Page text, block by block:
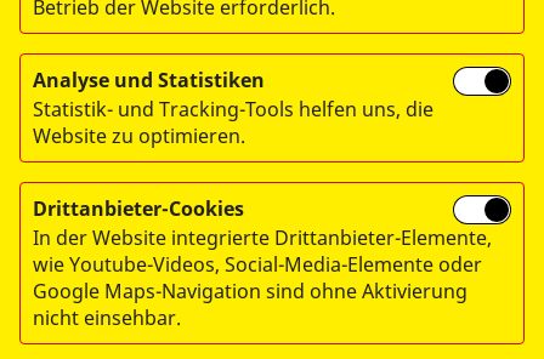
© 2026 Arbeiter-Samariter-Bund Regionalverband
München/Oberbayern. e.V.
Impressum
Datenschutz
Hinweisgebersystem
Spendenkonto:
Arbeiter-Samariter-Bund, Regionalverband
Betrieb der Website erforderlich.
Analyse und Statistiken
Statistik- und Tracking-Tools helfen uns, die
Website zu optimieren.
Drittanbieter-Cookies
In der Website integrierte Drittanbieter-Elemente,
wie Youtube-Videos, Social-Media-Elemente oder
Google Maps-Navigation sind ohne Aktivierung
nicht einsehbar.